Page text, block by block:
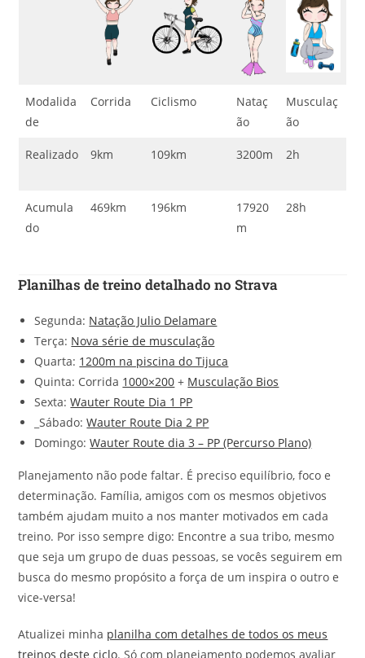
Modalida
de
Corrida Ciclismo
Nataç
ão
Musculaç
ão
Realizado 9km 109km 3200m 2h
Acumula
do
469km 196km
17920
m
28h
Planilhas de treino detalhado no Strava
Segunda: Natação Julio Delamare
Terça: Nova série de musculação
Quarta: 1200m na piscina do Tijuca
Quinta: Corrida 1000×200 + Musculação Bios
Sexta:Wauter Route Dia 1 PP
_Sábado:Wauter Route Dia 2 PP
Domingo:Wauter Route dia 3 – PP (Percurso Plano)
Planejamento não pode faltar. É preciso equilíbrio, foco e
determinação. Família, amigos com os mesmos objetivos
também ajudam muito a nos manter motivados em cada
treino. Por isso sempre digo: Encontre a sua tribo, mesmo
que seja um grupo de duas pessoas, se vocês seguirem em
busca do mesmo propósito a força de um inspira o outro e
vice-versa!
Atualizei minha planilha com detalhes de todos os meus
treinos deste ciclo. Só com planejamento podemos avaliar